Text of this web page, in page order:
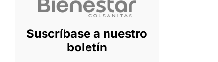
Suscríbase a nuestro
boletín